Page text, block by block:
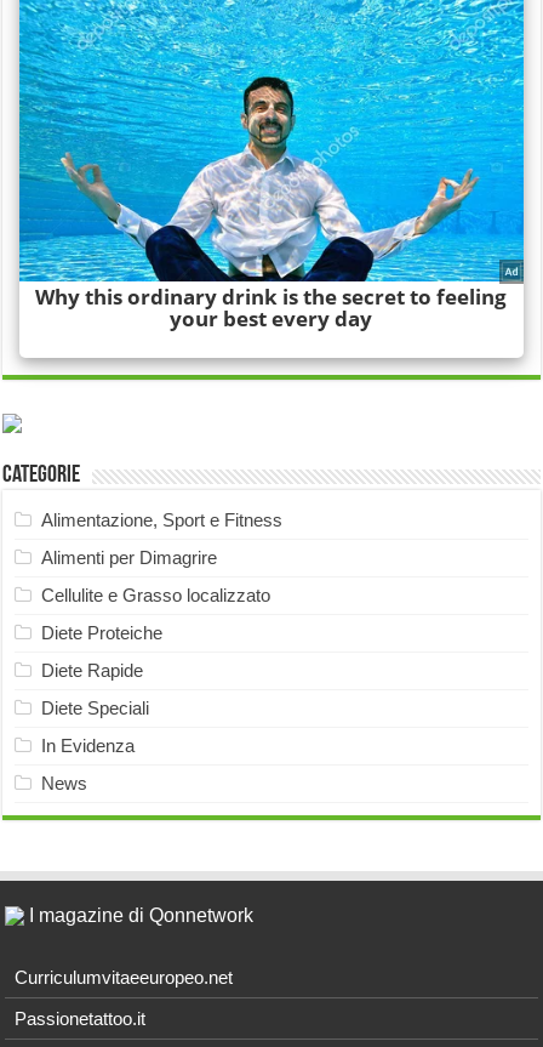
Categorie
Alimentazione, Sport e Fitness
Alimenti per Dimagrire
Cellulite e Grasso localizzato
Diete Proteiche
Diete Rapide
Diete Speciali
In Evidenza
News
I magazine di Qonnetwork
Curriculumvitaeeuropeo.net
Passionetattoo.it